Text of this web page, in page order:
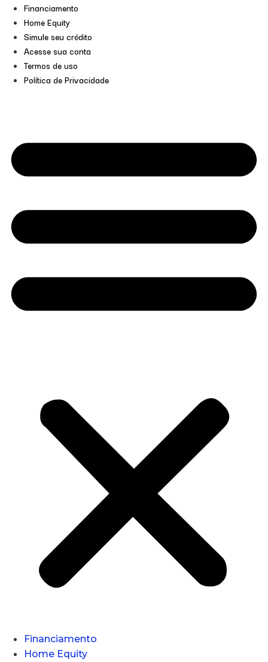
Financiamento
Home Equity
Simule seu crédito
Acesse sua conta
Termos de uso
Política de Privacidade
Financiamento
Home Equity